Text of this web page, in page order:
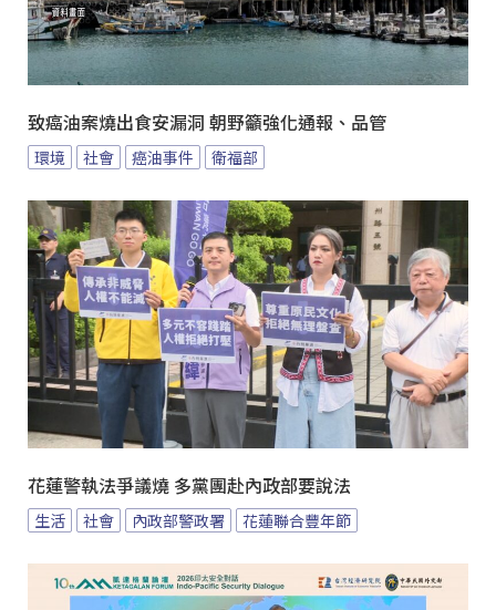
致癌油案燒出食安漏洞 朝野籲強化通報、品管
環境 社會 癌油事件 衛福部
花蓮警執法爭議燒 多黨團赴內政部要說法
生活 社會 內政部警政署 花蓮聯合豐年節